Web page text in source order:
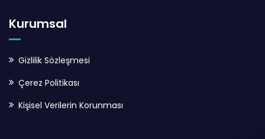
Kurumsal
Gizlilik Sözleşmesi
Çerez Politikası
Kişisel Verilerin Korunması